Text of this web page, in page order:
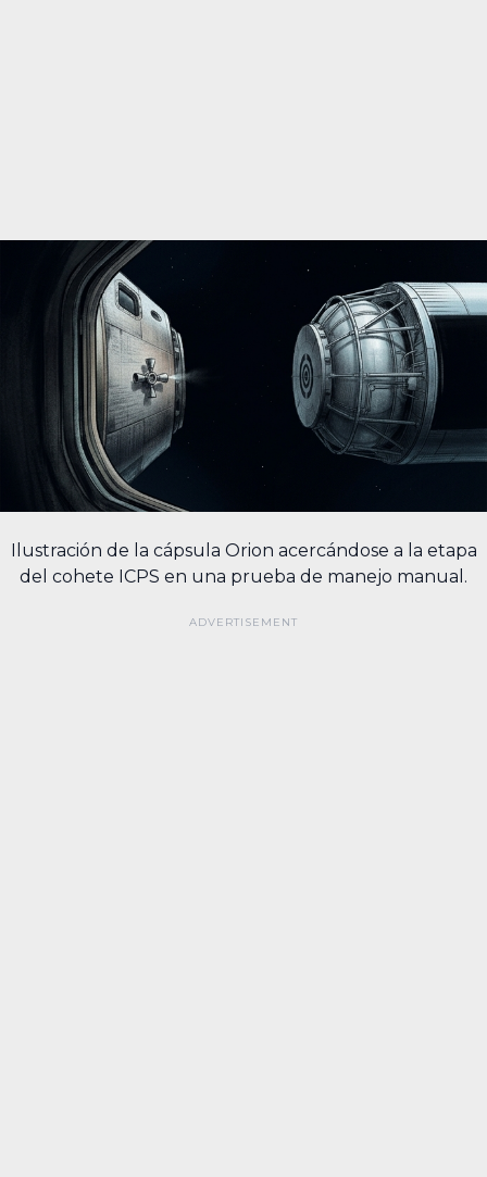
Ilustración de la cápsula Orion acercándose a la etapa
del cohete ICPS en una prueba de manejo manual.